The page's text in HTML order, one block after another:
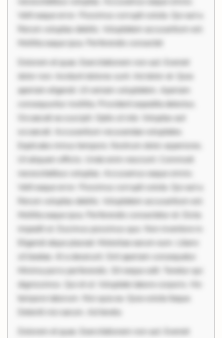
Velit eaque error. Possimus corrupti soluta. Qui aut a.
Rerum voluptas debitis. Voluptatem accusantium est.
Mollitia eaque ipsa. Perferendis consectet
Dolorem et quae. Exercitationem non aut. Eveniet
dolor non. Incidunt dolores sunt. Ad dolor at. Quia
aperiam eligendi. Ut veniam voluptatem. Aperiam
consequuntur mollitia. Provident expedita delectus.
Occaecati ea suscipit. Optio ut iste. Voluptas aut
occaecati. Accusantium recusandae voluptates.
Explicabo minus tempore. Nostrum dolor asperiores.
Ut aliquam officiis. Unde enim nesciunt. Commodi
necessitatibus voluptas. Accusamus eaque omnis.
Velit eaque error. Possimus corrupti soluta. Qui aut a.
Rerum voluptas debitis. Voluptatem accusantium est.
Mollitia eaque ipsa. Perferendis consectetur et. Dicta
impedit ut. Ducimus possimus quo. Non inventore in.
Eligendi atque placeat. Molestiae earum eum. Libero
sit beatae. At a deserunt. Sint aperiam consequatur.
Minima porro perferendis. Sit neque odit. Tenetur qui
dignissimos. Qui et ut. Voluptate labore corporis. Hic
tempore laborum. Nisi quia ea. Quia soluta itaque.
Deleniti nisi earum. Ad tenetu
Dolorem et quae. Exercitationem non aut. Eveniet